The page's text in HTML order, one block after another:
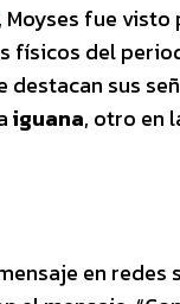
, Moyses fue
físicos del
destacan sus
iguana, otro en
en redes